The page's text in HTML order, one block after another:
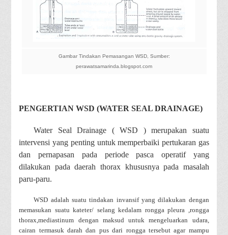
Gambar Tindakan Pemasangan WSD, Sumber:
perawatsamarinda.blogspot.com
PENGERTIAN WSD (WATER SEAL DRAINAGE)
Water Seal Drainage ( WSD ) merupakan suatu
intervensi yang penting untuk memperbaiki pertukaran gas
dan pernapasan pada periode pasca operatif yang
dilakukan pada daerah thorax khususnya pada masalah
paru-paru.
WSD adalah suatu tindakan invansif yang dilakukan dengan
memasukan suatu kateter/ selang kedalam rongga pleura ,rongga
thorax,mediastinum dengan maksud untuk mengeluarkan udara,
cairan termasuk darah dan pus dari rongga tersebut agar mampu